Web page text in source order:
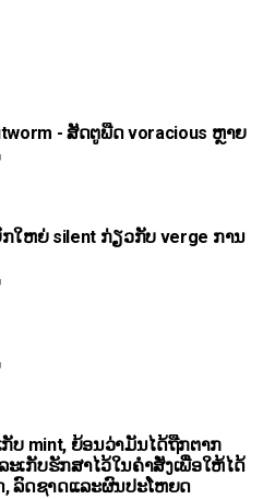
- ສັດຕູພືດ voracious ຫຼາຍ
ກໃຫຍ່ silent ກ່ຽວກັບ verge ການ
ກັບ mint, ຍ້ອນວ່າມັນໄດ້ຖືກຕາກ
ເກັບຮັກສາໄວ້ໃນຄໍາສັ່ງເພື່ອໃຫ້ໄດ້
ລົດຊາດແລະຜົນປະໂຫຍດ